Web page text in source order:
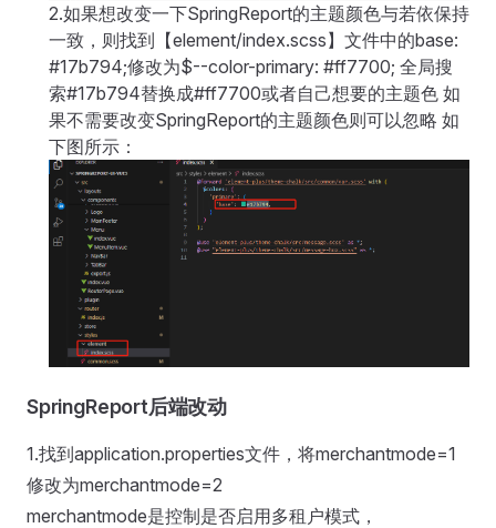
2.如果想改变一下SpringReport的主题颜色与若依保持
一致，则找到【element/index.scss】文件中的base:
#17b794;修改为$--color-primary: #ff7700; 全局搜
索#17b794替换成#ff7700或者自己想要的主题色 如
果不需要改变SpringReport的主题颜色则可以忽略 如
下图所示：
SpringReport后端改动
1.找到application.properties文件，将merchantmode=1
修改为merchantmode=2
merchantmode是控制是否启用多租户模式，